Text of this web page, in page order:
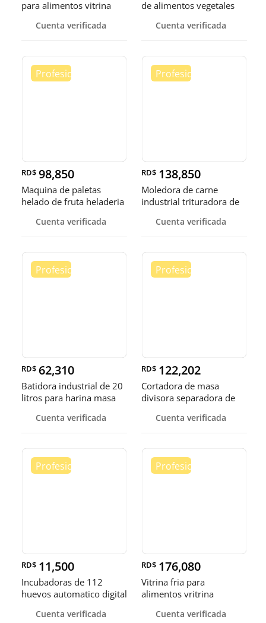
para alimentos vitrina
Cuenta verificada
de alimentos vegetales
Cuenta verificada
RD$ 98,850
Maquina de paletas
helado de fruta heladeria
Cuenta verificada
RD$ 138,850
Moledora de carne
industrial trituradora de
Cuenta verificada
RD$ 62,310
Batidora industrial de 20
litros para harina masa
Cuenta verificada
RD$ 122,202
Cortadora de masa
divisora separadora de
Cuenta verificada
RD$ 11,500
Incubadoras de 112
huevos automatico digital
Cuenta verificada
RD$ 176,080
Vitrina fria para
alimentos vritrina
Cuenta verificada